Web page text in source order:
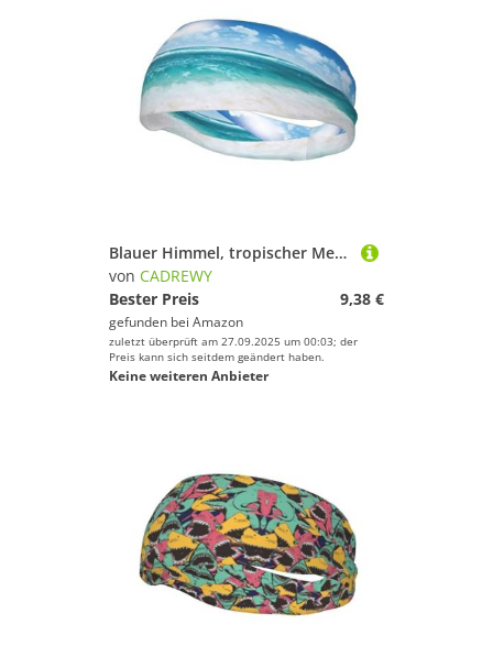
Blauer Himmel, tropischer Meereslandschaft, stilvolles Sportschweißband, dehnbar, atmungsaktiv und feuchtigkeitsableitend, Stirnband für Fitnessstudio
von CADREWY
Bester Preis
9,38 €
gefunden bei Amazon
zuletzt überprüft am 27.09.2025 um 00:03; der
Preis kann sich seitdem geändert haben.
Keine weiteren Anbieter